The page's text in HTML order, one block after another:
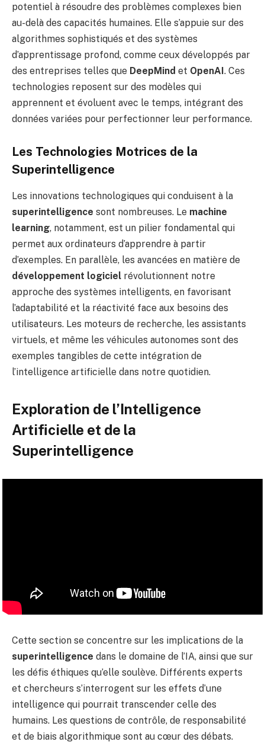
potentiel à résoudre des problèmes complexes bien
au-delà des capacités humaines. Elle s’appuie sur des
algorithmes sophistiqués et des systèmes
d’apprentissage profond, comme ceux développés par
des entreprises telles que DeepMind et OpenAI. Ces
technologies reposent sur des modèles qui
apprennent et évoluent avec le temps, intégrant des
données variées pour perfectionner leur performance.
Les Technologies Motrices de la
Superintelligence
Les innovations technologiques qui conduisent à la
superintelligence sont nombreuses. Le machine
learning, notamment, est un pilier fondamental qui
permet aux ordinateurs d’apprendre à partir
d’exemples. En parallèle, les avancées en matière de
développement logiciel révolutionnent notre
approche des systèmes intelligents, en favorisant
l’adaptabilité et la réactivité face aux besoins des
utilisateurs. Les moteurs de recherche, les assistants
virtuels, et même les véhicules autonomes sont des
exemples tangibles de cette intégration de
l’intelligence artificielle dans notre quotidien.
Exploration de l’Intelligence
Artificielle et de la
Superintelligence
Cette section se concentre sur les implications de la
superintelligence dans le domaine de l’IA, ainsi que sur
les défis éthiques qu’elle soulève. Différents experts
et chercheurs s’interrogent sur les effets d’une
intelligence qui pourrait transcender celle des
humains. Les questions de contrôle, de responsabilité
et de biais algorithmique sont au cœur des débats.